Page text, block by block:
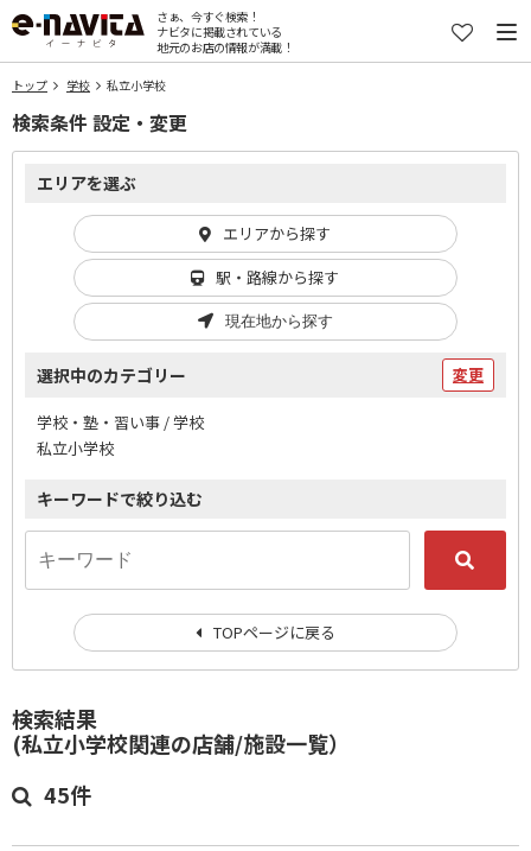
さぁ、今すぐ検索！
ナビタに掲載されている
地元のお店の情報が満載！
トップ 学校 私立小学校
検索結果
(私立小学校関連の店舗/施設一覧）
45件
検索条件 設定・変更
エリアを選ぶ
エリアから探す
駅・路線から探す
現在地から探す
選択中のカテゴリー 変更
学校・塾・習い事 / 学校
私立小学校
キーワードで絞り込む
TOPページに戻る